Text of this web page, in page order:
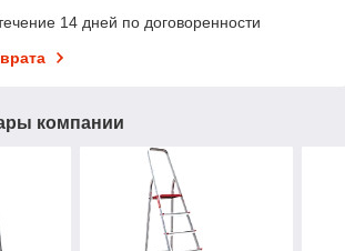
14 дней по договоренности
компании